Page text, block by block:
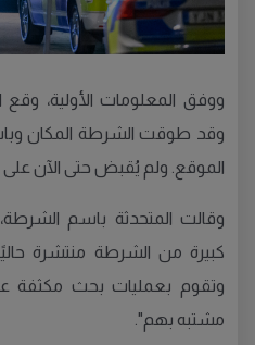
ووفق المعلومات الأولية، وقع
وقد طوقت الشرطة المكان
الموقع. ولم يُقبض حتى الآن
وقالت المتحدثة باسم
كبيرة من الشرطة منتشرة
وتقوم بعمليات بحث
مشتبه بهم".